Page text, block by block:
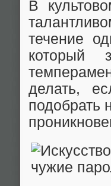
В
течение
который
делать,
подобрать